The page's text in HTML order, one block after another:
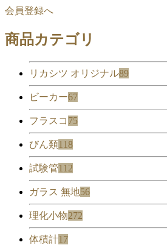
会員登録へ
商品カテゴリ
リカシツ オリジナル89
ビーカー67
フラスコ 75
びん類118
試験管112
ガラス 無地56
理化小物272
体積計17